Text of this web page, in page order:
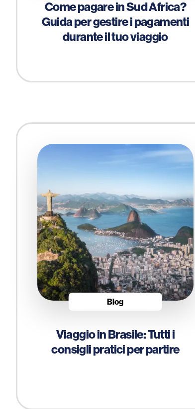
Come pagare in Sud Africa?
Guida per gestire i pagamenti
durante il tuo viaggio
Blog
Viaggio in Brasile: Tutti i
consigli pratici per partire